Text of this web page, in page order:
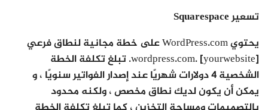
تسعير Squarespace
يحتوي WordPress.com على خطة مجانية لنطاق فرعي
[yourwebsite] .wordpress.com. تبلغ تكلفة الخطة
الشخصية 4 دولارات شهريًا عند إصدار الفواتير سنويًا ، و
يمكن أن يكون لديك نطاق مخصص ، ولكنه محدود